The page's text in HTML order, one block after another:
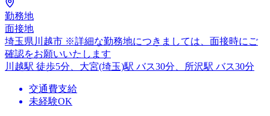
勤務地
面接地
埼玉県川越市 ※詳細な勤務地につきましては、面接時にご
確認をお願いいたします
川越駅 徒歩5分、大宮(埼玉)駅 バス30分、所沢駅 バス30分
交通費支給
未経験OK